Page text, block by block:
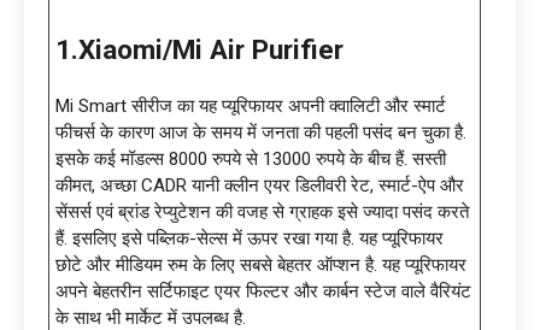
1.Xiaomi/Mi Air Purifier
Mi Smart सीरीज का यह प्यूरिफायर अपनी क्वालिटी और स्मार्ट
फीचर्स के कारण आज के समय में जनता की पहली पसंद बन चुका है.
इसके कई मॉडल्स 8000 रुपये से 13000 रुपये के बीच हैं. सस्ती
कीमत, अच्छा CADR यानी क्लीन एयर डिलीवरी रेट, स्मार्ट-ऐप और
सेंसर्स एवं ब्रांड रेप्युटेशन की वजह से ग्राहक इसे ज्यादा पसंद करते
हैं. इसलिए इसे पब्लिक-सेल्स में ऊपर रखा गया है. यह प्यूरिफायर
छोटे और मीडियम रुम के लिए सबसे बेहतर ऑप्शन है. यह प्यूरिफायर
अपने बेहतरीन सर्टिफाइट एयर फिल्टर और कार्बन स्टेज वाले वैरियंट
के साथ भी मार्केट में उपलब्ध है.